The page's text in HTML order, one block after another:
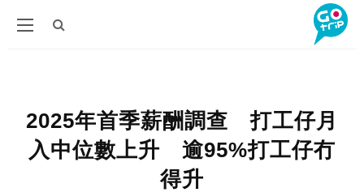
2025年首季薪酬調查 打工仔月
入中位數上升 逾95%打工仔冇
得升